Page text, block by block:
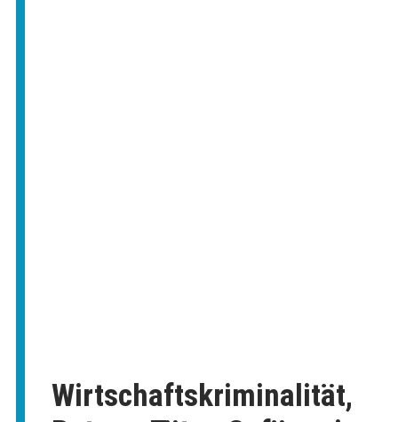
Wirtschaftskriminalität,